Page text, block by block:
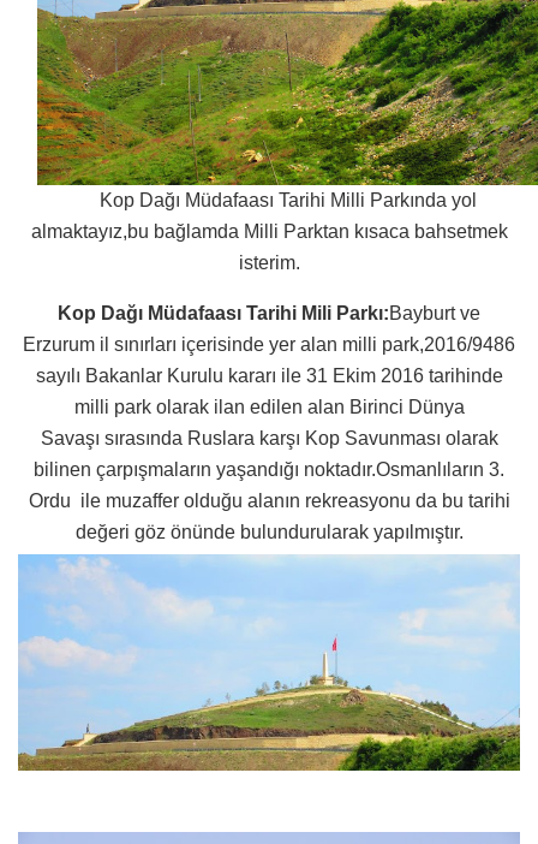
Kop Dağı Müdafaası Tarihi Milli Parkında yol
almaktayız,bu bağlamda Milli Parktan kısaca bahsetmek
isterim.
Kop Dağı Müdafaası Tarihi Mili Parkı:Bayburt ve
Erzurum il sınırları içerisinde yer alan milli park,2016/9486
sayılı Bakanlar Kurulu kararı ile 31 Ekim 2016 tarihinde
milli park olarak ilan edilen alan Birinci Dünya
Savaşı sırasında Ruslara karşı Kop Savunması olarak
bilinen çarpışmaların yaşandığı noktadır.Osmanlıların 3.
Ordu ile muzaffer olduğu alanın rekreasyonu da bu tarihi
değeri göz önünde bulundurularak yapılmıştır.